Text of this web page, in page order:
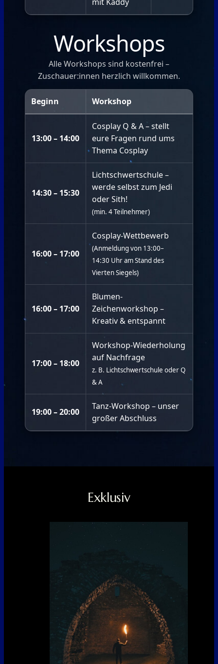
Workshops
Alle Workshops sind kostenfrei –
Zuschauer:innen herzlich willkommen.
Beginn Workshop
13:00 – 14:00
Cosplay Q & A – stellt
eure Fragen rund ums
Thema Cosplay
14:30 – 15:30
Lichtschwertschule –
werde selbst zum Jedi
oder Sith!
(min. 4 Teilnehmer)
16:00 – 17:00
Cosplay-Wettbewerb
(Anmeldung von 13:00–
14:30 Uhr am Stand des
Vierten Siegels)
16:00 – 17:00
Blumen-
Zeichenworkshop –
Kreativ & entspannt
17:00 – 18:00
Workshop-Wiederholung
auf Nachfrage
z. B. Lichtschwertschule oder Q
& A
19:00 – 20:00
Tanz-Workshop – unser
großer Abschluss
Exklusiv